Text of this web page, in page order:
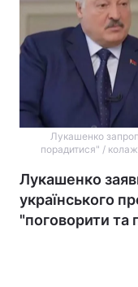
Лукашенко
порадитися" /
Лукашенко
українського
"поговорити та